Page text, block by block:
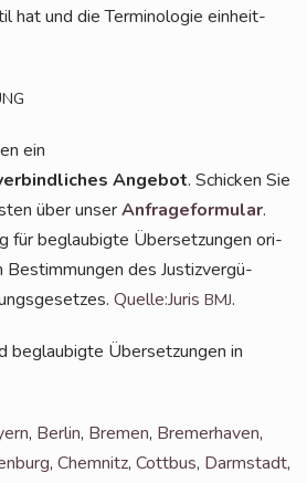
hat und die Ter­mi­no­lo­gie ein­heit­
ein
Ange­bot. Schi­cken Sie
über unserAnfra­ge­for­mu­lar.
für beglau­big­te Über­set­zun­gen ori­
Bestim­mun­gen des Jus­tiz­ver­gü­
Quelle:JurisBMJ.
beglau­big­te Über­set­zun­gen in
, Ber­lin, Bre­men, Bre­mer­ha­ven,
,Chem­nitz,Cott­bus, Darm­stadt,